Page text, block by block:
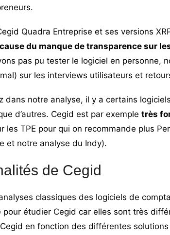
Quadra Entreprise et ses versions
du manque de transparence sur
pas pu tester le logiciel en personne,
sur les interviews utilisateurs et
dans notre analyse, il y a certains
d’autres. Cegid est par exemple très
les TPE pour qui on recommande plus
et notre analyse du Indy).
de Cegid
classiques des logiciels de
étudier Cegid car elles sont très
en fonction des différentes